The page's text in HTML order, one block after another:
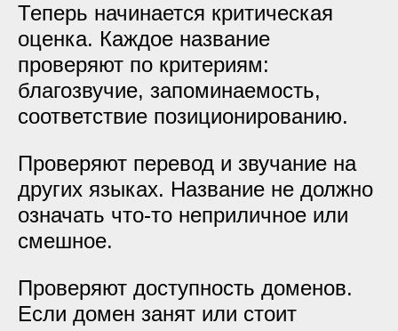
Теперь начинается критическая
оценка. Каждое название
проверяют по критериям:
благозвучие, запоминаемость,
соответствие позиционированию.
Проверяют перевод и звучание на
других языках. Название не должно
означать что-то неприличное или
смешное.
Проверяют доступность доменов.
Если домен занят или стоит